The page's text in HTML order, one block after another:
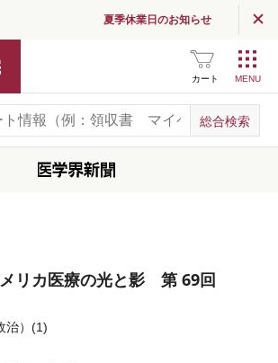
夏季休業日のお知らせ
カート
リカ医療の光と影 第 69回
治）(1)